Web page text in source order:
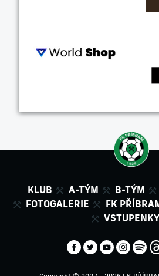
KLUB A-TÝM B-TÝM
FOTOGALERIE
FK
VSTUPENKY